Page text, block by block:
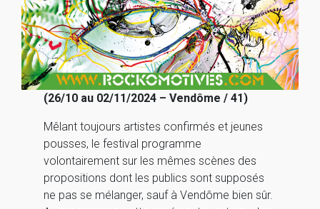
(26/10 au 02/11/2024 – Vendôme / 41)
Mêlant toujours artistes confirmés et jeunes
pousses, le festival programme
volontairement sur les mêmes scènes des
propositions dont les publics sont supposés
ne pas se mélanger, sauf à Vendôme bien sûr.